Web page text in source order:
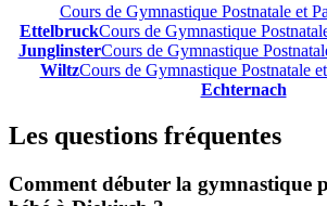
Cours de Gymnastique Postnatale et
EttelbruckCours de Gymnastique
JunglinsterCours de Gymnastique
WiltzCours de Gymnastique Postnatale
Echternach
Les questions fréquentes
Comment débuter la gymnastique